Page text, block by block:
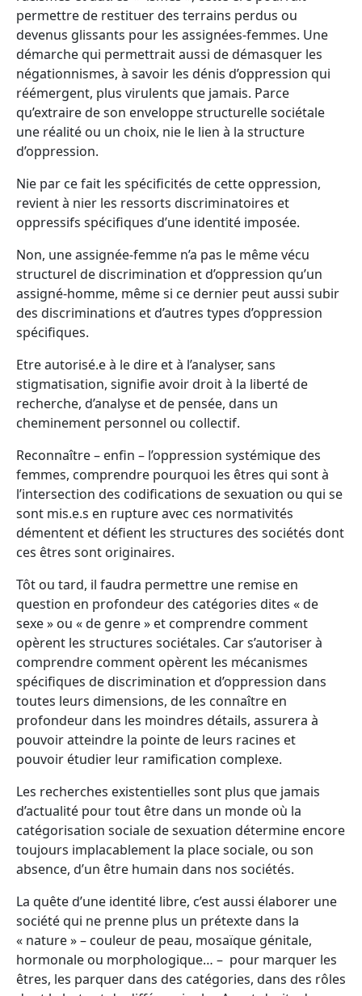
permettre de restituer des terrains perdus ou
devenus glissants pour les assignées-femmes. Une
démarche qui permettrait aussi de démasquer les
négationnismes, à savoir les dénis d’oppression qui
réémergent, plus virulents que jamais. Parce
qu’extraire de son enveloppe structurelle sociétale
une réalité ou un choix, nie le lien à la structure
d’oppression.
Nie par ce fait les spécificités de cette oppression,
revient à nier les ressorts discriminatoires et
oppressifs spécifiques d’une identité imposée.
Non, une assignée-femme n’a pas le même vécu
structurel de discrimination et d’oppression qu’un
assigné-homme, même si ce dernier peut aussi subir
des discriminations et d’autres types d’oppression
spécifiques.
Etre autorisé.e à le dire et à l’analyser, sans
stigmatisation, signifie avoir droit à la liberté de
recherche, d’analyse et de pensée, dans un
cheminement personnel ou collectif.
Reconnaître – enfin – l’oppression systémique des
femmes, comprendre pourquoi les êtres qui sont à
l’intersection des codifications de sexuation ou qui se
sont mis.e.s en rupture avec ces normativités
démentent et défient les structures des sociétés dont
ces êtres sont originaires.
Tôt ou tard, il faudra permettre une remise en
question en profondeur des catégories dites « de
sexe » ou « de genre » et comprendre comment
opèrent les structures sociétales. Car s’autoriser à
comprendre comment opèrent les mécanismes
spécifiques de discrimination et d’oppression dans
toutes leurs dimensions, de les connaître en
profondeur dans les moindres détails, assurera à
pouvoir atteindre la pointe de leurs racines et
pouvoir étudier leur ramification complexe.
Les recherches existentielles sont plus que jamais
d’actualité pour tout être dans un monde où la
catégorisation sociale de sexuation détermine encore
toujours implacablement la place sociale, ou son
absence, d’un être humain dans nos sociétés.
La quête d’une identité libre, c’est aussi élaborer une
société qui ne prenne plus un prétexte dans la
« nature » – couleur de peau, mosaïque génitale,
hormonale ou morphologique… – pour marquer les
êtres, les parquer dans des catégories, dans des rôles